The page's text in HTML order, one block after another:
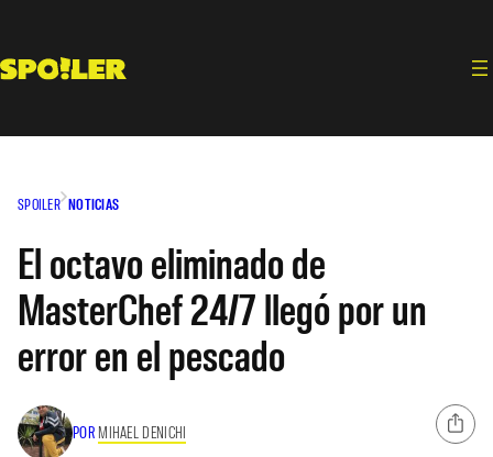
contenido
SPOILER NOTICIAS
El octavo eliminado de
MasterChef 24/7 llegó por un
error en el pescado
POR MIHAEL DENICHI